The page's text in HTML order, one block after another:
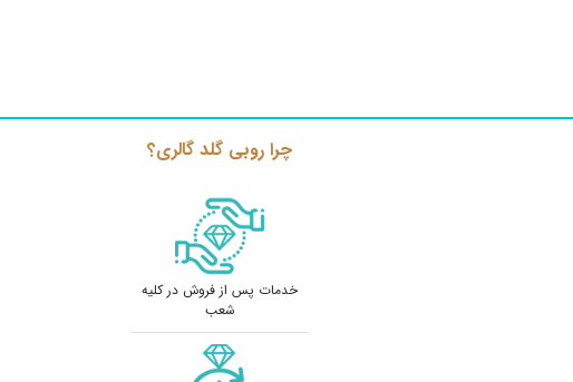
چرا روبی گلد گالری؟
خدمات پس از فروش در کلیه
شعب